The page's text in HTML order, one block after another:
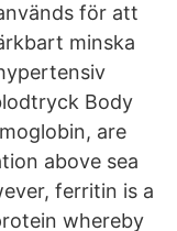
för att
minska
Body
are
above sea
ferritin is a
whereby